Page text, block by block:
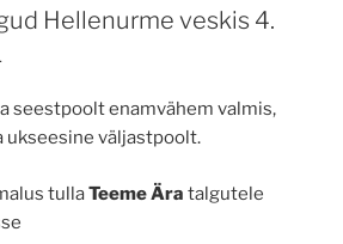
Hellenurme veskis 4.
seestpoolt enamvähem valmis,
ukseesine väljastpoolt.
tullaTeeme Ära talgutele